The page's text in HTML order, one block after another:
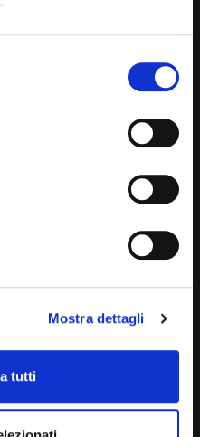
Mostra dettagli
tutti